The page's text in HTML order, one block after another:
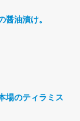
醤油漬け。
場のティラミス。